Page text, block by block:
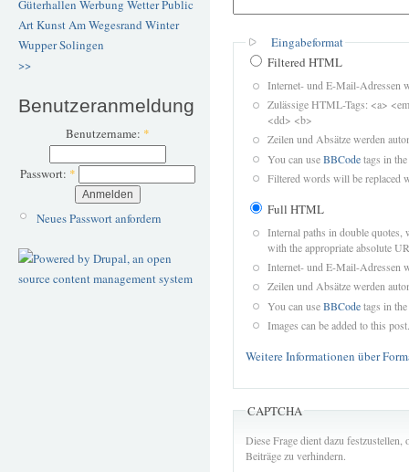
Güterhallen Werbung WetterPublic
ArtKunstAm Wegesrand Winter
WupperSolingen
>>
Benutzeranmeldung
Benutzername: *
Passwort: *
Neues Passwort anfordern
Eingabeformat
Filtered HTML
Internet- und E-Mail-Adressen
Zulässige HTML-Tags: <a>
<dd> <b>
Zeilen und Absätze werden
You can useBBCodetags in
Filtered words will be replaced
Full HTML
Internal paths in double quotes,
with the appropriate absolute
Internet- und E-Mail-Adressen
Zeilen und Absätze werden
You can useBBCodetags in
Images can be added to this post.
Weitere Informationen über
CAPTCHA
Diese Frage dient dazu
Beiträge zu verhindern.